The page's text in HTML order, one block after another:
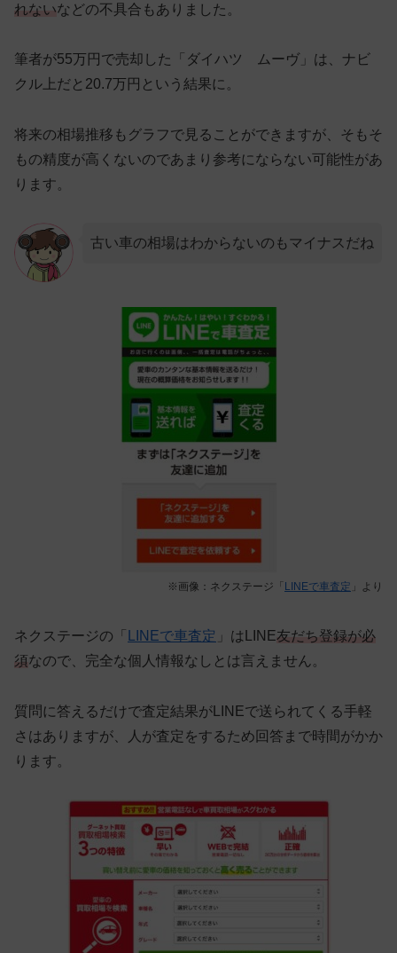
れないなどの不具合もありました。
筆者が55万円で売却した「ダイハツ ムーヴ」は、ナビ
クル上だと20.7万円という結果に。
将来の相場推移もグラフで見ることができますが、そもそ
もの精度が高くないのであまり参考にならない可能性があ
ります。
古い車の相場はわからないのもマイナスだね
※画像：ネクステージ「 LINEで車査定 」より
ネクステージの「 LINEで車査定 」はLINE友だち登録が必
須なので、完全な個人情報なしとは言えません。
質問に答えるだけで査定結果がLINEで送られてくる手軽
さはありますが、人が査定をするため回答まで時間がかか
ります。